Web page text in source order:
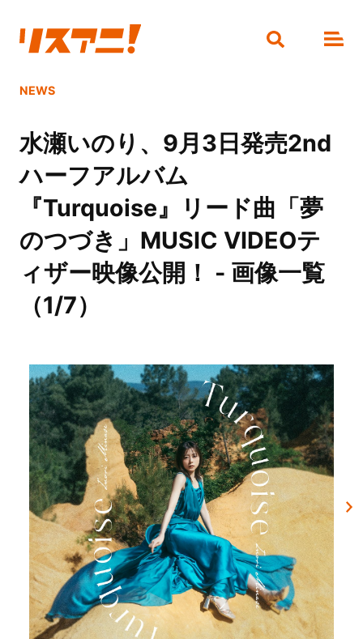
NEWS
水瀬いのり、9月3日発売2nd
ハーフアルバム
『Turquoise』リード曲「夢
のつづき」MUSIC VIDEOテ
ィザー映像公開！ - 画像一覧
（1/7）